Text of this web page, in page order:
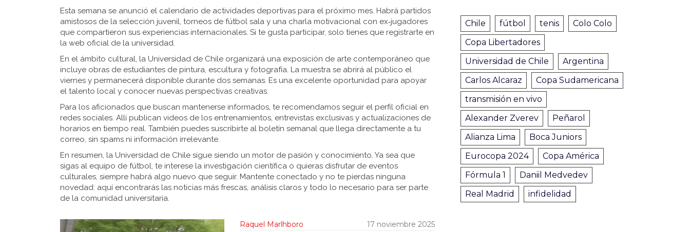
Esta semana se anunció el calendario de actividades deportivas para el próximo mes. Habrá partidos
amistosos de la selección juvenil, torneos de fútbol sala y una charla motivacional con ex‑jugadores
que compartieron sus experiencias internacionales. Si te gusta participar, solo tienes que registrarte en
la web oficial de la universidad.
En el ámbito cultural, la Universidad de Chile organizará una exposición de arte contemporáneo que
incluye obras de estudiantes de pintura, escultura y fotografía. La muestra se abrirá al público el
viernes y permanecerá disponible durante dos semanas. Es una excelente oportunidad para apoyar
el talento local y conocer nuevas perspectivas creativas.
Para los aficionados que buscan mantenerse informados, te recomendamos seguir el perfil oficial en
redes sociales. Allí publican videos de los entrenamientos, entrevistas exclusivas y actualizaciones de
horarios en tiempo real. También puedes suscribirte al boletín semanal que llega directamente a tu
correo, sin spams ni información irrelevante.
En resumen, la Universidad de Chile sigue siendo un motor de pasión y conocimiento. Ya sea que
sigas al equipo de fútbol, te interese la investigación científica o quieras disfrutar de eventos
culturales, siempre habrá algo nuevo que seguir. Mantente conectado y no te pierdas ninguna
novedad: aquí encontrarás las noticias más frescas, análisis claros y todo lo necesario para ser parte
de la comunidad universitaria.
Raquel Marlhboro 17 noviembre 2025
Chile fútbol tenis
Colo Colo
Copa Libertadores
Universidad de Chile
Argentina
Carlos Alcaraz
Copa Sudamericana
transmisión en vivo
Alexander Zverev
Peñarol
Alianza Lima
Boca Juniors
Eurocopa 2024
Copa América
Fórmula 1
Daniil Medvedev
Real Madrid
infidelidad